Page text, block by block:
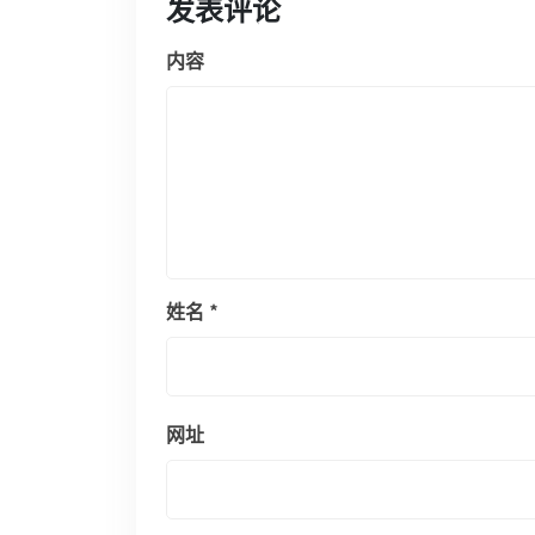
发表评论
内容
姓名 *
网址